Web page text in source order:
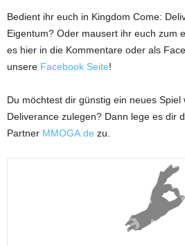
Bedient ihr euch in Kingdom Come:
Eigentum? Oder mausert ihr euch zum
es hier in die Kommentare oder als
unsere Facebook Seite!
Du möchtest dir günstig ein neues Spiel
Deliverance zulegen? Dann lege es dir
Partner MMOGA.de zu.